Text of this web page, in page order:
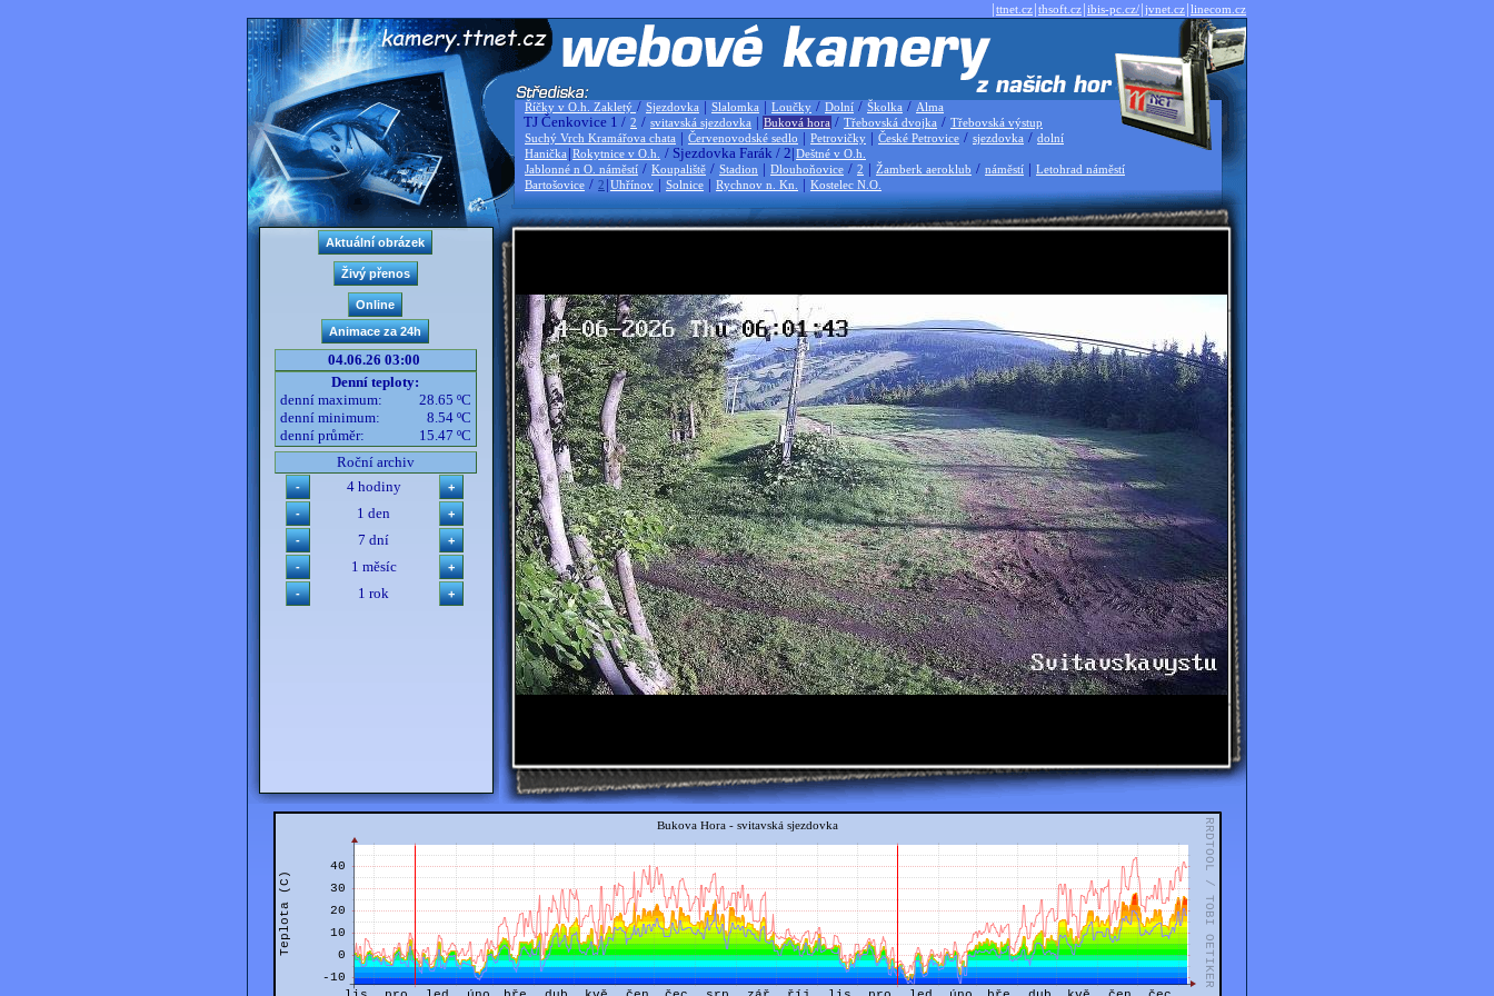
|ttnet.cz|thsoft.cz|ibis-pc.cz/|jvnet.cz|linecom.cz
Říčky v O.h. Zakletý / Sjezdovka | Slalomka | Loučky / Dolní / Školka / Alma
TJ Čenkovice 1 / 2 / svitavská sjezdovka | Buková hora / Třebovská dvojka / Třebovská výstup
Suchý Vrch Kramářova chata | Červenovodské sedlo | Petrovičky | České Petrovice / sjezdovka / dolní
Hanička |Rokytnice v O.h. / Sjezdovka Farák / 2|Deštné v O.h.
Jablonné n O. náměstí / Koupaliště / Stadion | Dlouhoňovice / 2 | Žamberk aeroklub / náměstí | Letohrad náměstí
Bartošovice / 2 |Uhřínov | Solnice | Rychnov n. Kn. | Kostelec N.O.
04.06.26 03:00
Denní teploty:
denní maximum:
28.65 ºC
denní minimum:
8.54 ºC
denní průměr:
15.47 ºC
Roční archiv
4 hodiny
1 den
7 dní
1 měsíc
1 rok